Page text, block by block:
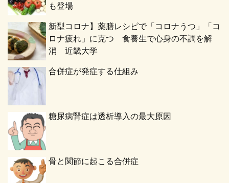
も登場
新型コロナ】薬膳レシピで「コロナうつ」「コ
ロナ疲れ」に克つ 食養生で心身の不調を解
消 近畿大学
合併症が発症する仕組み
糖尿病腎症は透析導入の最大原因
骨と関節に起こる合併症